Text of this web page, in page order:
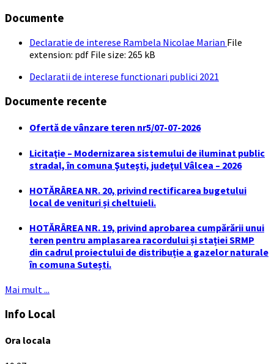
Documente
Declaratie de interese Rambela Nicolae Marian File
extension: pdf File size: 265 kB
Declaratii de interese functionari publici 2021
Documente recente
Ofertă de vânzare teren nr5/07-07-2026
Licitaţie – Modernizarea sistemului de iluminat public
stradal, în comuna Şuteşti, judeţul Vâlcea – 2026
HOTĂRÂREA NR. 20, privind rectificarea bugetului
local de venituri și cheltuieli.
HOTĂRÂREA NR. 19, privind aprobarea cumpărării unui
teren pentru amplasarea racordului și stației SRMP
din cadrul proiectului de distribuție a gazelor naturale
în comuna Sutești.
Mai mult ...
Info Local
Ora locala